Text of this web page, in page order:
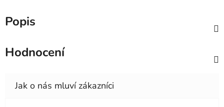
Popis
Hodnocení